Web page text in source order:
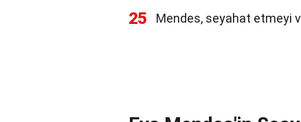
25 Mendes, seyahat etmeyi